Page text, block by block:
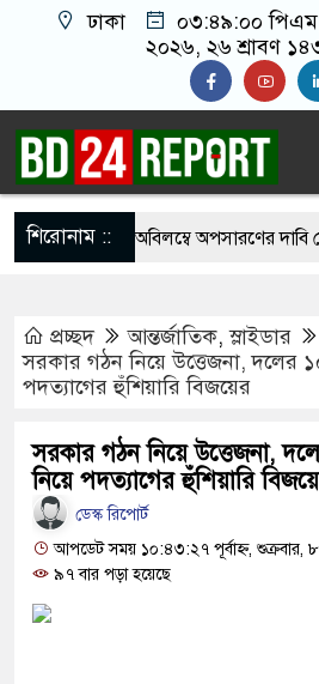
ঢাকা ০৩:৪৯:০১ পিএম
২০২৬, ২৬ শ্রাবণ
শিরোনাম ::
সব ভাস্কর্য অবিলম্বে অপসারণের দাবি
হার মানেননি আকবর, ৫৪ বছর বয়সে
শাড়ি গলায় পেঁচিয়ে জীবন দিলো এসএসসি
পরীক্ষার্থী, পাস করা একমাত্র শিক্ষার্থীর
প্রচ্ছদ আন্তর্জাতিক,স্লাইডার
সরকার গঠন নিয়ে উত্তেজনা, দলের
পদত্যাগের হুঁশিয়ারি বিজয়ের
সরকার গঠন নিয়ে উত্তেজনা,
নিয়ে পদত্যাগের হুঁশিয়ারি
ডেস্ক রিপোর্ট
আপডেট সময় ১০:৪৩:২৭ পূর্বাহ্ন, শুক্রবার,
৯৭ বার পড়া হয়েছে